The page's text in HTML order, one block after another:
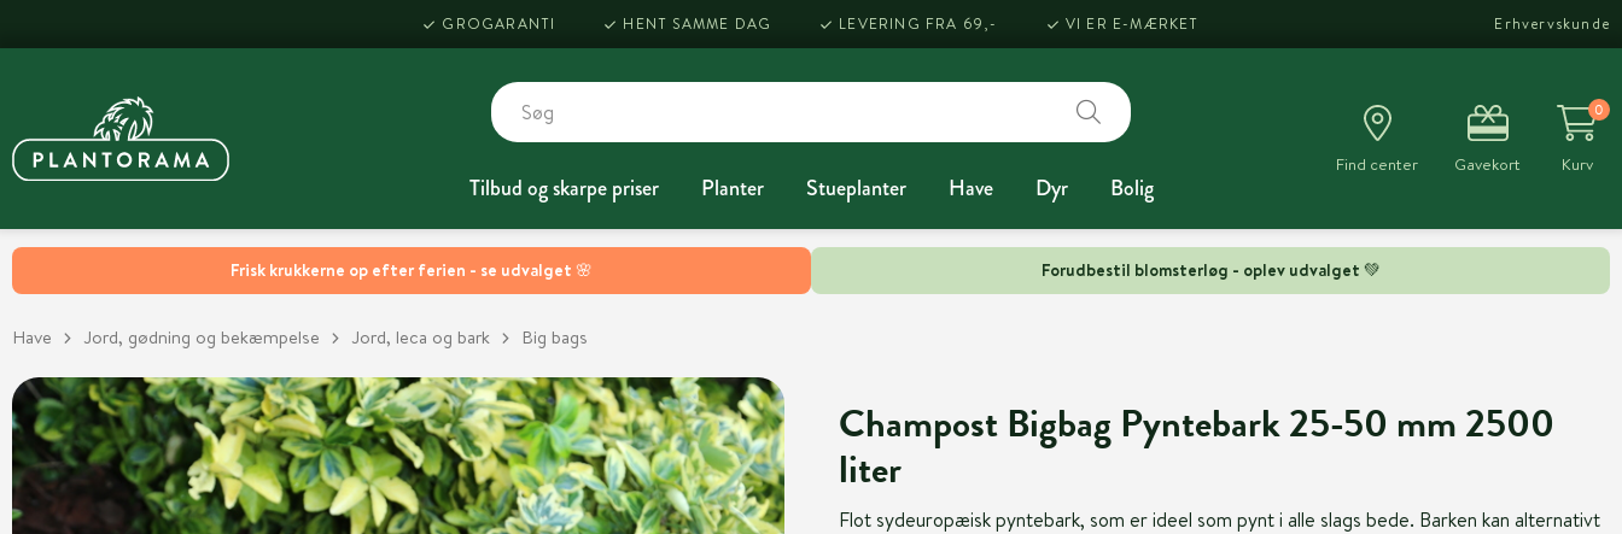
Frisk krukkerne op efter ferien - se udvalget 🌸 Forudbestil blomsterløg - oplev udvalget 💚
GROGARANTI HENT SAMME DAG LEVERING FRA 69,- VI ER E-MÆRKET Erhvervskunde
Tilbud og skarpe priser Planter Stueplanter Have Dyr Bolig
Find center Gavekort
0
Kurv
Have Jord, gødning og bekæmpelse Jord, leca og bark Big bags
Champost Bigbag Pyntebark 25-50 mm 2500
liter
Flot sydeuropæisk pyntebark, som er ideel som pynt i alle slags bede. Barken kan alternativt